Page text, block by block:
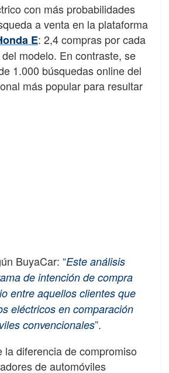
con más probabilidades
a venta en la plataforma
E: 2,4 compras por cada
modelo. En contraste, se
1.000 búsquedas online del
más popular para resultar
BuyaCar: “Este análisis
de intención de compra
entre aquellos clientes que
eléctricos en comparación
convencionales”.
la diferencia de compromiso
de automóviles